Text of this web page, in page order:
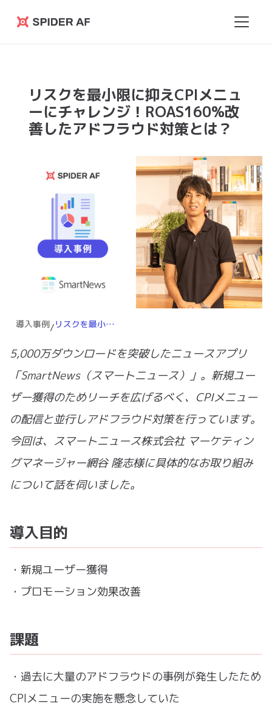
Spider
リスクを最小限に抑えCPIメニュ
ーにチャレンジ！ROAS160%改
善したアドフラウド対策とは？
導入事例/ リスクを最小限に抑えCPIメニューにチャレンジ！ROAS160%改善したアドフラウド対策とは？
5,000万ダウンロードを突破したニュースアプリ
「SmartNews（スマートニュース）」。新規ユー
ザー獲得のためリーチを広げるべく、CPIメニュー
の配信と並行しアドフラウド対策を行っています。
今回は、スマートニュース株式会社 マーケティン
グマネージャー網谷 隆志様に具体的なお取り組み
について話を伺いました。
導入目的
・新規ユーザー獲得
・プロモーション効果改善
課題
・過去に大量のアドフラウドの事例が発生したため
CPIメニューの実施を懸念していた